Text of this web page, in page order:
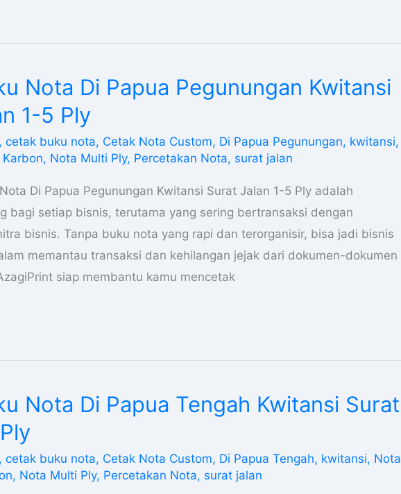
Nota Di Papua Pegunungan Kwitansi
1-5 Ply
cetak buku nota, Cetak Nota Custom, Di Papua Pegunungan, kwitansi,
, Nota Multi Ply, Percetakan Nota, surat jalan
Di Papua Pegunungan Kwitansi Surat Jalan 1-5 Ply adalah
bagi setiap bisnis, terutama yang sering bertransaksi dengan
bisnis. Tanpa buku nota yang rapi dan terorganisir, bisa jadi bisnis
memantau transaksi dan kehilangan jejak dari dokumen-dokumen
siap membantu kamu mencetak
Nota Di Papua Tengah Kwitansi Surat
cetak buku nota, Cetak Nota Custom, Di Papua Tengah, kwitansi, Nota
, Nota Multi Ply, Percetakan Nota, surat jalan